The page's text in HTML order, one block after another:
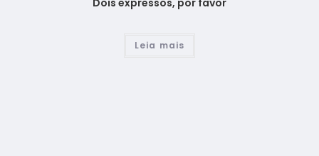
Dois expressos, por favor
Leia mais